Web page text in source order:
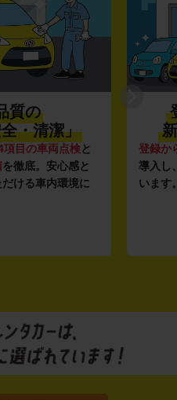
質の
・清潔」
項目の車両点検と
を徹底。安心感と
ける車内環境に
登録か
導入し
います